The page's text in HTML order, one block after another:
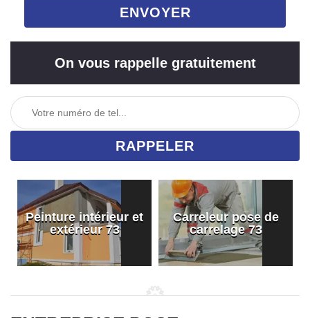
On vous rappelle gratuitement
Peinture intérieur et
extérieur 73
Carreleur pose de
carrelage 73